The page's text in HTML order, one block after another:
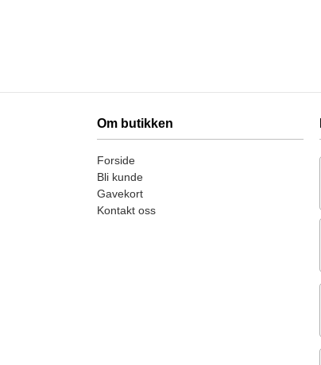
Om butikken
Forside
Bli kunde
Gavekort
Kontakt oss